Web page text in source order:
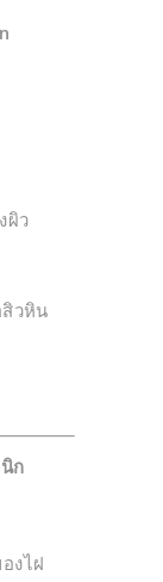
ผิว
วหิน
ก
งไฝ